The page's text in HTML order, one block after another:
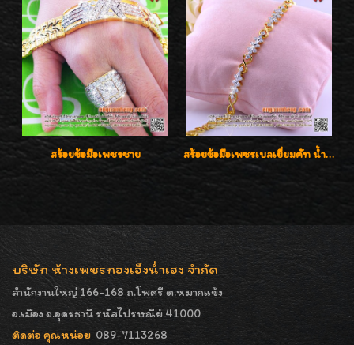
สร้อยข้อมือเพชรชาย สร้อยข้อมือเพชรเบลเยี่ยมคัท น้ำ 98 F-Color/VVS น้ำหนักเพชร 1.75 กะรัต ตัวเรือนทอง เพชรสวยรูปแบบน่ารัก ใส่สวยมั๊กมากค่ะ
บริษัท ห้างเพชรทองเอ็งน่ำเฮง จำกัด
สำนักงานใหญ่ 166-168 ถ.โพศรี ต.หมากแข้ง
อ.เมือง จ.อุดรธานี รหัสไปรษณีย์ 41000
ติดต่อ คุณหน่อย 089-7113268